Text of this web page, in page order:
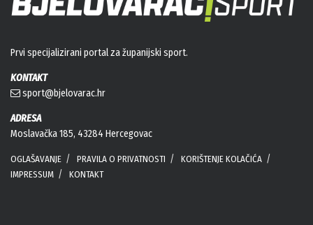
Prvi specijalizirani portal za županijski sport.
KONTAKT
sport@bjelovarac.hr
ADRESA
Moslavačka 185, 43284 Hercegovac
OGLAŠAVANJE PRAVILA O PRIVATNOSTI
KORIŠTENJE KOLAČIĆA
IMPRESSUM
KONTAKT